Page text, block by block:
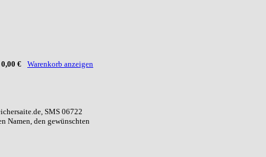
0,00 € Warenkorb anzeigen
SMS 06722
Namen, den gewünschten